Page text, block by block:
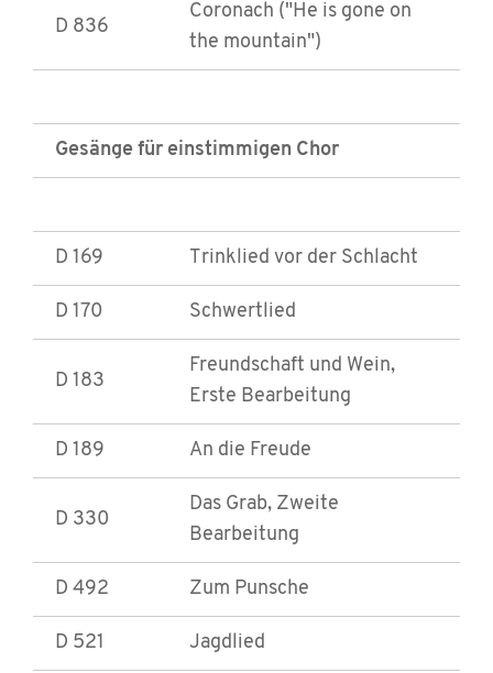
D 836
Coronach ("He is gone on
the mountain")
Gesänge für einstimmigen Chor
D 169 Trinklied vor der Schlacht
D 170 Schwertlied
D 183
Freundschaft und Wein,
Erste Bearbeitung
D 189 An die Freude
D 330
Das Grab, Zweite
Bearbeitung
D 492 Zum Punsche
D 521 Jagdlied